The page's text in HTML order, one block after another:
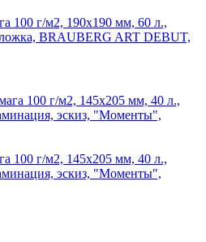
100 г/м2, 190х190 мм, 60 л.,
BRAUBERG ART DEBUT,
100 г/м2, 145х205 мм, 40 л.,
эскиз, "Моменты",